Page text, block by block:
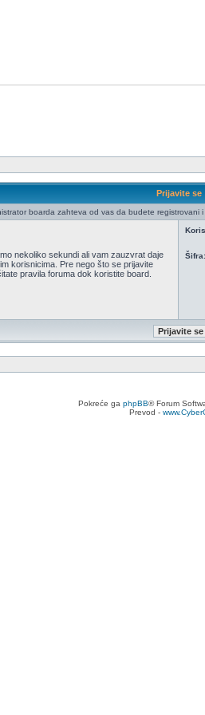
Prijavite se
boarda zahteva od vas da budete registrovani
nekoliko sekundi ali vam zauzvrat daje
korisnicima. Pre nego što se prijavite
pravila foruma dok koristite board.
Šifra:
Pokreće ga phpBB® Forum
Prevod -